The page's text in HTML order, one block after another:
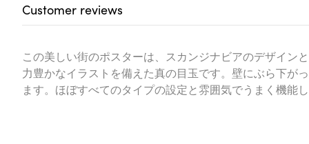
Customer reviews
この美しい街のポスターは、スカンジナビアのデザイン
力豊かなイラストを備えた真の目玉です。壁にぶら下が
ます。ほぼすべてのタイプの設定と雰囲気でうまく機能